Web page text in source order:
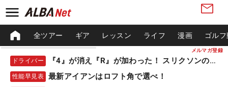
メルマガ登録
全ツアー ギア レッスン ライフ 漫画 ゴル
ドライバー 『4』が消え『R』が加わった！ スリクソンの新作
性能早見表 最新アイアンはロフト角で選べ！